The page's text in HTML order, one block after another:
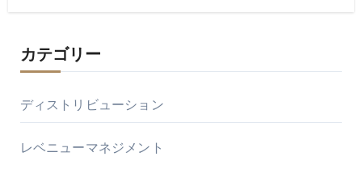
カテゴリー
ディストリビューション
レベニューマネジメント